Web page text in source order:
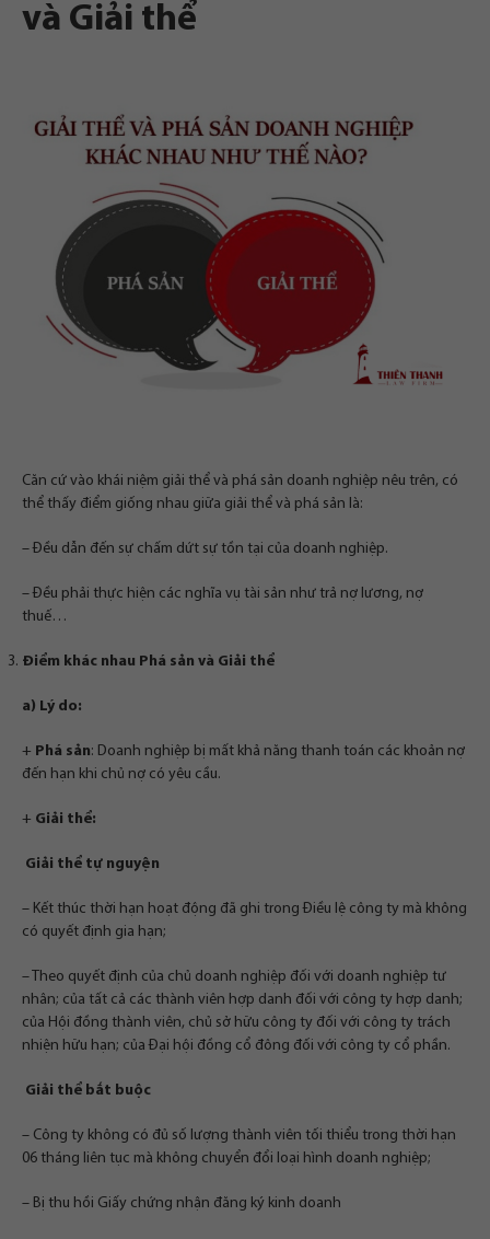
và Giải thể
Căn cứ vào khái niệm giải thể và phá sản doanh nghiệp nêu trên, có
thể thấy điểm giống nhau giữa giải thể và phá sản là:
– Đều dẫn đến sự chấm dứt sự tồn tại của doanh nghiệp.
– Đều phải thực hiện các nghĩa vụ tài sản như trả nợ lương, nợ
thuế…
Điểm khác nhau Phá sản và Giải thể
a) Lý do:
+ Phá sản: Doanh nghiệp bị mất khả năng thanh toán các khoản nợ
đến hạn khi chủ nợ có yêu cầu.
+ Giải thể:
Giải thể tự nguyện
– Kết thúc thời hạn hoạt động đã ghi trong Điều lệ công ty mà không
có quyết định gia hạn;
– Theo quyết định của chủ doanh nghiệp đối với doanh nghiệp tư
nhân; của tất cả các thành viên hợp danh đối với công ty hợp danh;
của Hội đồng thành viên, chủ sở hữu công ty đối với công ty trách
nhiện hữu hạn; của Đại hội đồng cổ đông đối với công ty cổ phần.
Giải thể bắt buộc
– Công ty không có đủ số lượng thành viên tối thiểu trong thời hạn
06 tháng liên tục mà không chuyển đổi loại hình doanh nghiệp;
– Bị thu hồi Giấy chứng nhận đăng ký kinh doanh